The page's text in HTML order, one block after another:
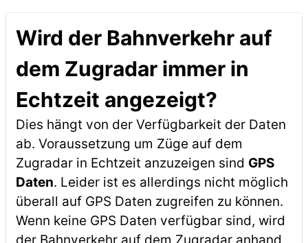
Wird der Bahnverkehr auf
dem Zugradar immer in
Echtzeit angezeigt?
Dies hängt von der Verfügbarkeit der Daten
ab. Voraussetzung um Züge auf dem
Zugradar in Echtzeit anzuzeigen sind GPS
Daten. Leider ist es allerdings nicht möglich
überall auf GPS Daten zugreifen zu können.
Wenn keine GPS Daten verfügbar sind, wird